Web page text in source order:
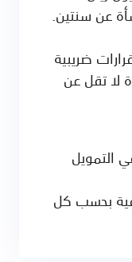
عن سنتين.
ضريبية
لا تقل عن
التمويل
بحسب كل